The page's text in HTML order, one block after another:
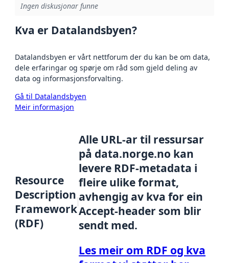
Ingen diskusjonar funne
Kva er Datalandsbyen?
Datalandsbyen er vårt nettforum der du kan be om data,
dele erfaringar og spørje om råd som gjeld deling av
data og informasjonsforvalting.
Gå til Datalandsbyen
Meir informasjon
Resource
Description
Framework
(RDF)
Alle URL-ar til ressursar
på data.norge.no kan
levere RDF-metadata i
fleire ulike format,
avhengig av kva for ein
Accept-header som blir
sendt med.
Les meir om RDF og kva